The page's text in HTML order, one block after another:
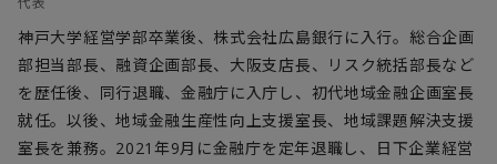
神戸大学経営学部卒業後、株式会社広島銀行に入行。総合企画
部担当部長、融資企画部長、大阪支店長、リスク統括部長など
を歴任後、同行退職、金融庁に入庁し、初代地域金融企画室長
就任。以後、地域金融生産性向上支援室長、地域課題解決支援
室長を兼務。2021年9月に金融庁を定年退職し、日下企業経営